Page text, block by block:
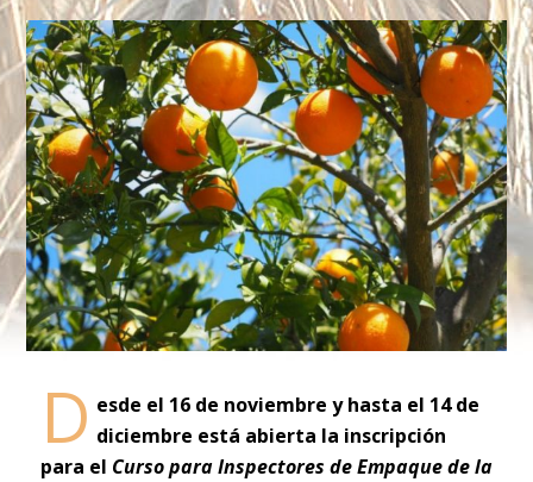
D esde el 16 de noviembre y hasta el 14 de
diciembre está abierta la inscripción
para el Curso para Inspectores de Empaque de la